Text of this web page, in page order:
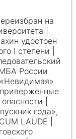
на
|
удостоен
I степени
России
|
года»,
LAUDE |